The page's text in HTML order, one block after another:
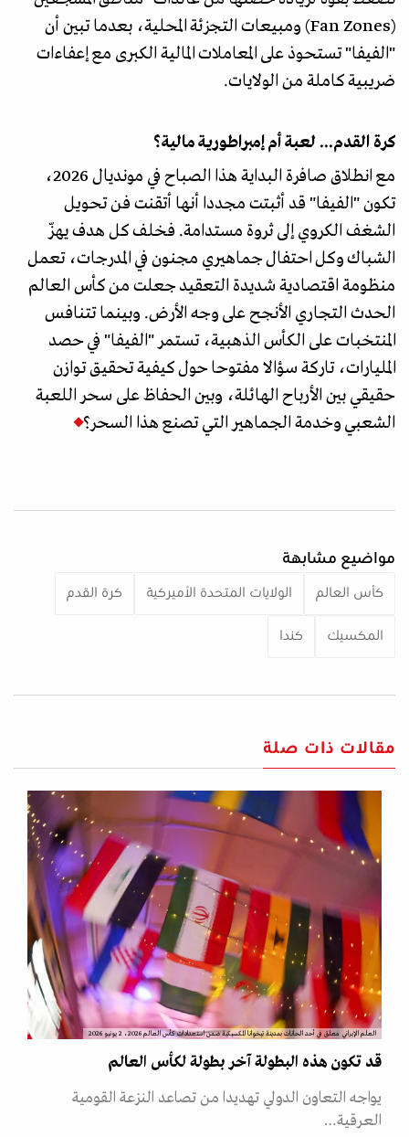
(Fan Zones) ومبيعات التجزئة المحلية، بعدما تبين أن
"الفيفا" تستحوذ على المعاملات المالية الكبرى مع إعفاءات
ضريبية كاملة من الولايات.
كرة القدم... لعبة أم إمبراطورية مالية؟
مع انطلاق صافرة البداية هذا الصباح في مونديال 2026،
تكون "الفيفا" قد أثبتت مجددا أنها أتقنت فن تحويل
الشغف الكروي إلى ثروة مستدامة. فخلف كل هدف يهزّ
الشباك وكل احتفال جماهيري مجنون في المدرجات، تعمل
منظومة اقتصادية شديدة التعقيد جعلت من كأس العالم
الحدث التجاري الأنجح على وجه الأرض. وبينما تتنافس
المنتخبات على الكأس الذهبية، تستمر "الفيفا" في حصد
المليارات، تاركة سؤالا مفتوحا حول كيفية تحقيق توازن
حقيقي بين الأرباح الهائلة، وبين الحفاظ على سحر اللعبة
الشعبي وخدمة الجماهير التي تصنع هذا السحر؟
مواضيع مشابهة
كأس العالم الولايات المتحدة الأميركية كرة القدم
المكسيك كندا
مقالات ذات صلة
العلم الإيراني معلق في أحد الحانات بمدينة تيخوانا المكسيكية ضمن استعدادات كأس العالم 2026، 2 يونيو 2026
قد تكون هذه البطولة آخر بطولة لكأس العالم
يواجه التعاون الدولي تهديدا من تصاعد النزعة القومية
العرقية…